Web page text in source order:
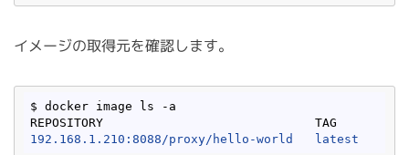
イメージの取得元を確認します。
$ docker image ls -a
192.168.1.210:8088/proxy/hello-world   latest